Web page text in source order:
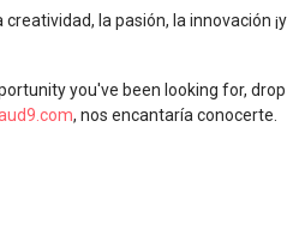
la pasión, la innovación ¡y
you've been looking for, drop
, nos encantaría conocerte.